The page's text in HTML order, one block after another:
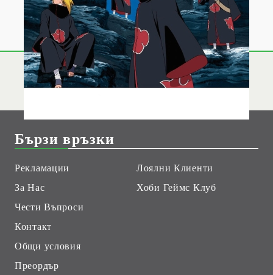
Бързи връзки
Рекламации
За Нас
Чести Въпроси
Контакт
Общи условия
Преордър
Лоялни Клиенти
Хоби Геймс Клуб